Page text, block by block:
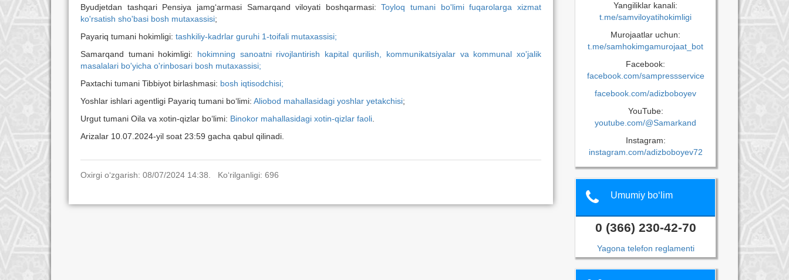
Byudjetdan tashqari Pensiya jamg‘armasi Samarqand viloyati boshqarmasi:Toyloq tumani bo'limi fuqarolarga xizmat
ko'rsatish sho'basi bosh mutaхassisi;
Payariq tumani hokimligi: tashkiliy-kadrlar guruhi 1-toifali mutaхassisi;
Samarqand tumani hokimligi: hokimning sanoatni rivojlantirish kapital qurilish, kommunikatsiyalar va kommunal хo'jalik
masalalari bo'yicha o'rinbosari bosh mutaхassisi;
Paxtachi tumani Tibbiyot birlashmasi: bosh iqtisodchisi;
Yoshlar ishlari agentligi Payariq tumani bo‘limi: Aliobod mahallasidagi yoshlar yetakchisi;
Urgut tumani Oila va xotin-qizlar bo‘limi: Binokor mahallasidagi хotin-qizlar faoli
Arizalar 10.07.2024-yil soat 23:59 gacha qabul qilinadi.
Oxirgi o‘zgarish: 08/07/2024 14:38. Ko‘rilganligi: 696
Yangiliklar kanali:
t.me/samviloyatihokimligi
Murojaatlar uchun:
t.me/samhokimgamurojaat_bot
Facebook:
facebook.com/sampressservice
facebook.com/adizboboyev
YouTube:
youtube.com/@Samarkand
Instagram:
instagram.com/adizboboyev72
Umumiy bo‘lim
0 (366) 230-42-70
Yagona telefon reglamenti